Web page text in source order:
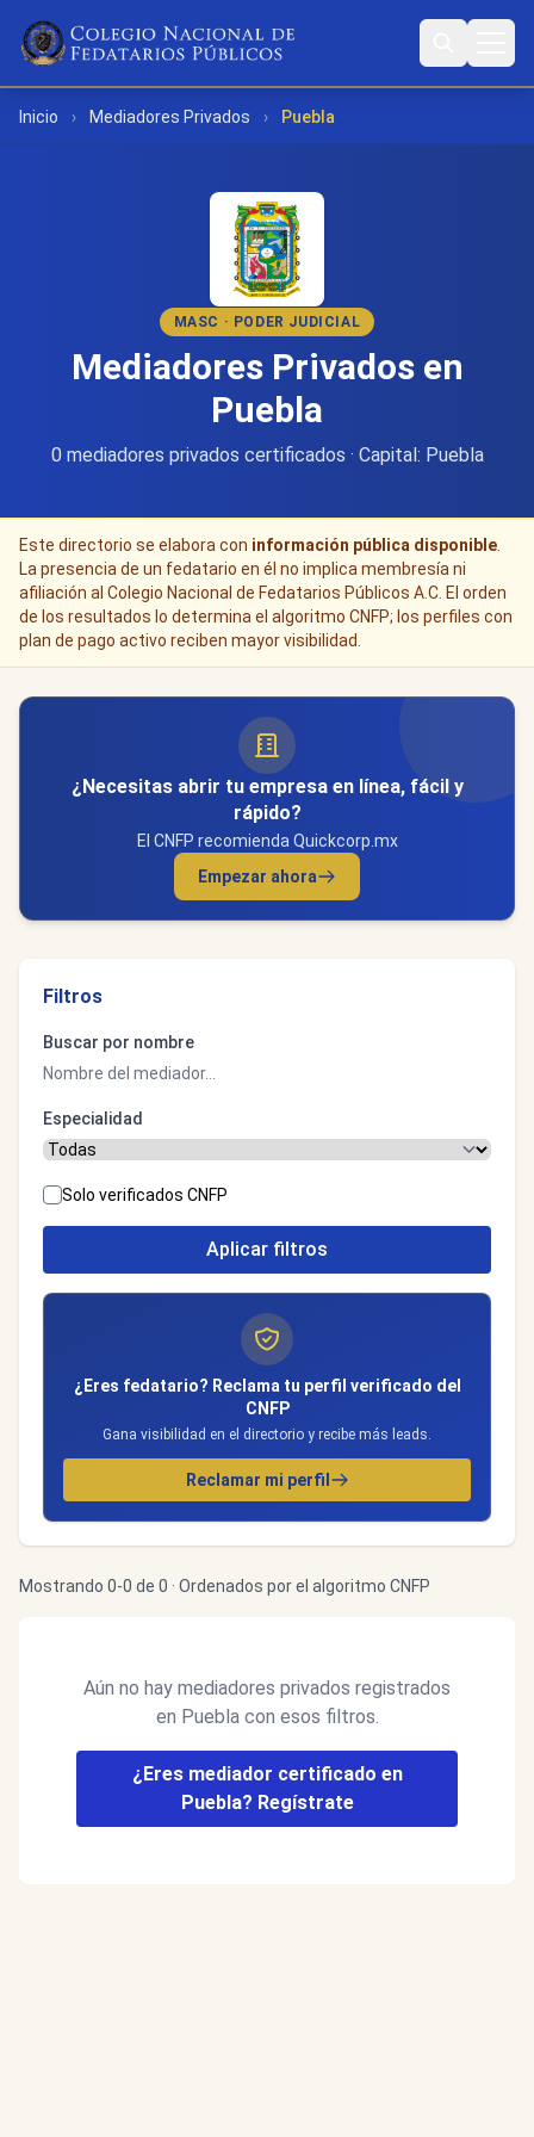
Inicio › Mediadores Privados › Puebla
MASC · PODER JUDICIAL
Mediadores Privados en
Puebla
0 mediadores privados certificados · Capital: Puebla
Este directorio se elabora con información pública disponible
La presencia de un fedatario en él no implica membresía ni
afiliación al Colegio Nacional de Fedatarios Públicos A.C. El orden
de los resultados lo determina el algoritmo CNFP; los perfiles con
plan de pago activo reciben mayor visibilidad.
¿Necesitas abrir tu empresa en línea, fácil y
rápido?
El CNFP recomienda Quickcorp.mx
Empezar ahora
Filtros
Buscar por nombre
Especialidad
Solo verificados CNFP
Aplicar filtros
¿Eres fedatario? Reclama tu perfil verificado del
CNFP
Gana visibilidad en el directorio y recibe más leads.
Reclamar mi perfil
Mostrando 0-0 de 0 · Ordenados por el algoritmo CNFP
Aún no hay mediadores privados registrados
en Puebla con esos filtros.
¿Eres mediador certificado en
Puebla? Regístrate